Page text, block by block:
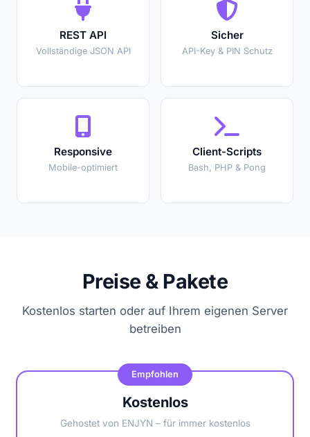
REST API
Vollständige JSON API
Sicher
API-Key & PIN Schutz
Responsive
Mobile-optimiert
Client-Scripts
Bash, PHP & Pong
Preise & Pakete
Kostenlos starten oder auf Ihrem eigenen Server
betreiben
Empfohlen
Kostenlos
Gehostet von ENJYN – für immer kostenlos